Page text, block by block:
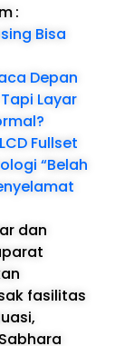
:
Bisa
Depan
Layar
Fullset
“Belah
dan
fasilitas